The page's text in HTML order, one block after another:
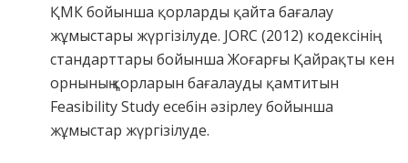
ҚМК бойынша қорларды қайта бағалау
жұмыстары жүргізілуде. JORC (2012) кодексінің
стандарттары бойынша Жоғарғы Қайрақты кен
орнының қорларын бағалауды қамтитын
Feasibility Study есебін әзірлеу бойынша
жұмыстар жүргізілуде.